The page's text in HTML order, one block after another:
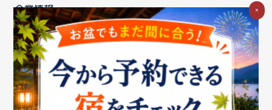
企業情報
ご利用中の方
お問い合わせ消費税の表示 ウェブアクセシビリティの取り組み
個人情報保護ポリシープライバシーポータル
Cookieポリシー
特定商取引法に基づく表記情報セキュリティ基本方針
×